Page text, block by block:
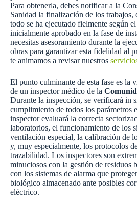
Para obtenerla, debes notificar a la
Sanidad la finalización de los trabajos,
todo se ha ejecutado fielmente según
inicialmente aprobado en la fase de
necesitas asesoramiento durante la
obras para garantizar esta fidelidad al
te animamos a revisar nuestros
El punto culminante de esta fase es la
de un inspector médico de la
Durante la inspección, se verificará in
cumplimiento de todos los parámetros
inspector evaluará la correcta
laboratorios, el funcionamiento de los
ventilación especial, la calibración de
y, muy especialmente, los protocolos
trazabilidad. Los inspectores son
minuciosos con la gestión de residuos
con los sistemas de alarma que
biológico almacenado ante posibles
eléctrico.